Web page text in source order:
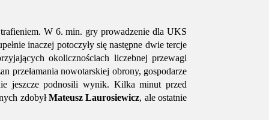
W 6. min. gry prowadzenie dla UKS
inaczej potoczyły się następne dwie tercje
okolicznościach liczebnej przewagi
przełamania nowotarskiej obrony, gospodarze
jeszcze podnosili wynik. Kilka minut przed
zdobyłMateusz Laurosiewicz, ale ostatnie